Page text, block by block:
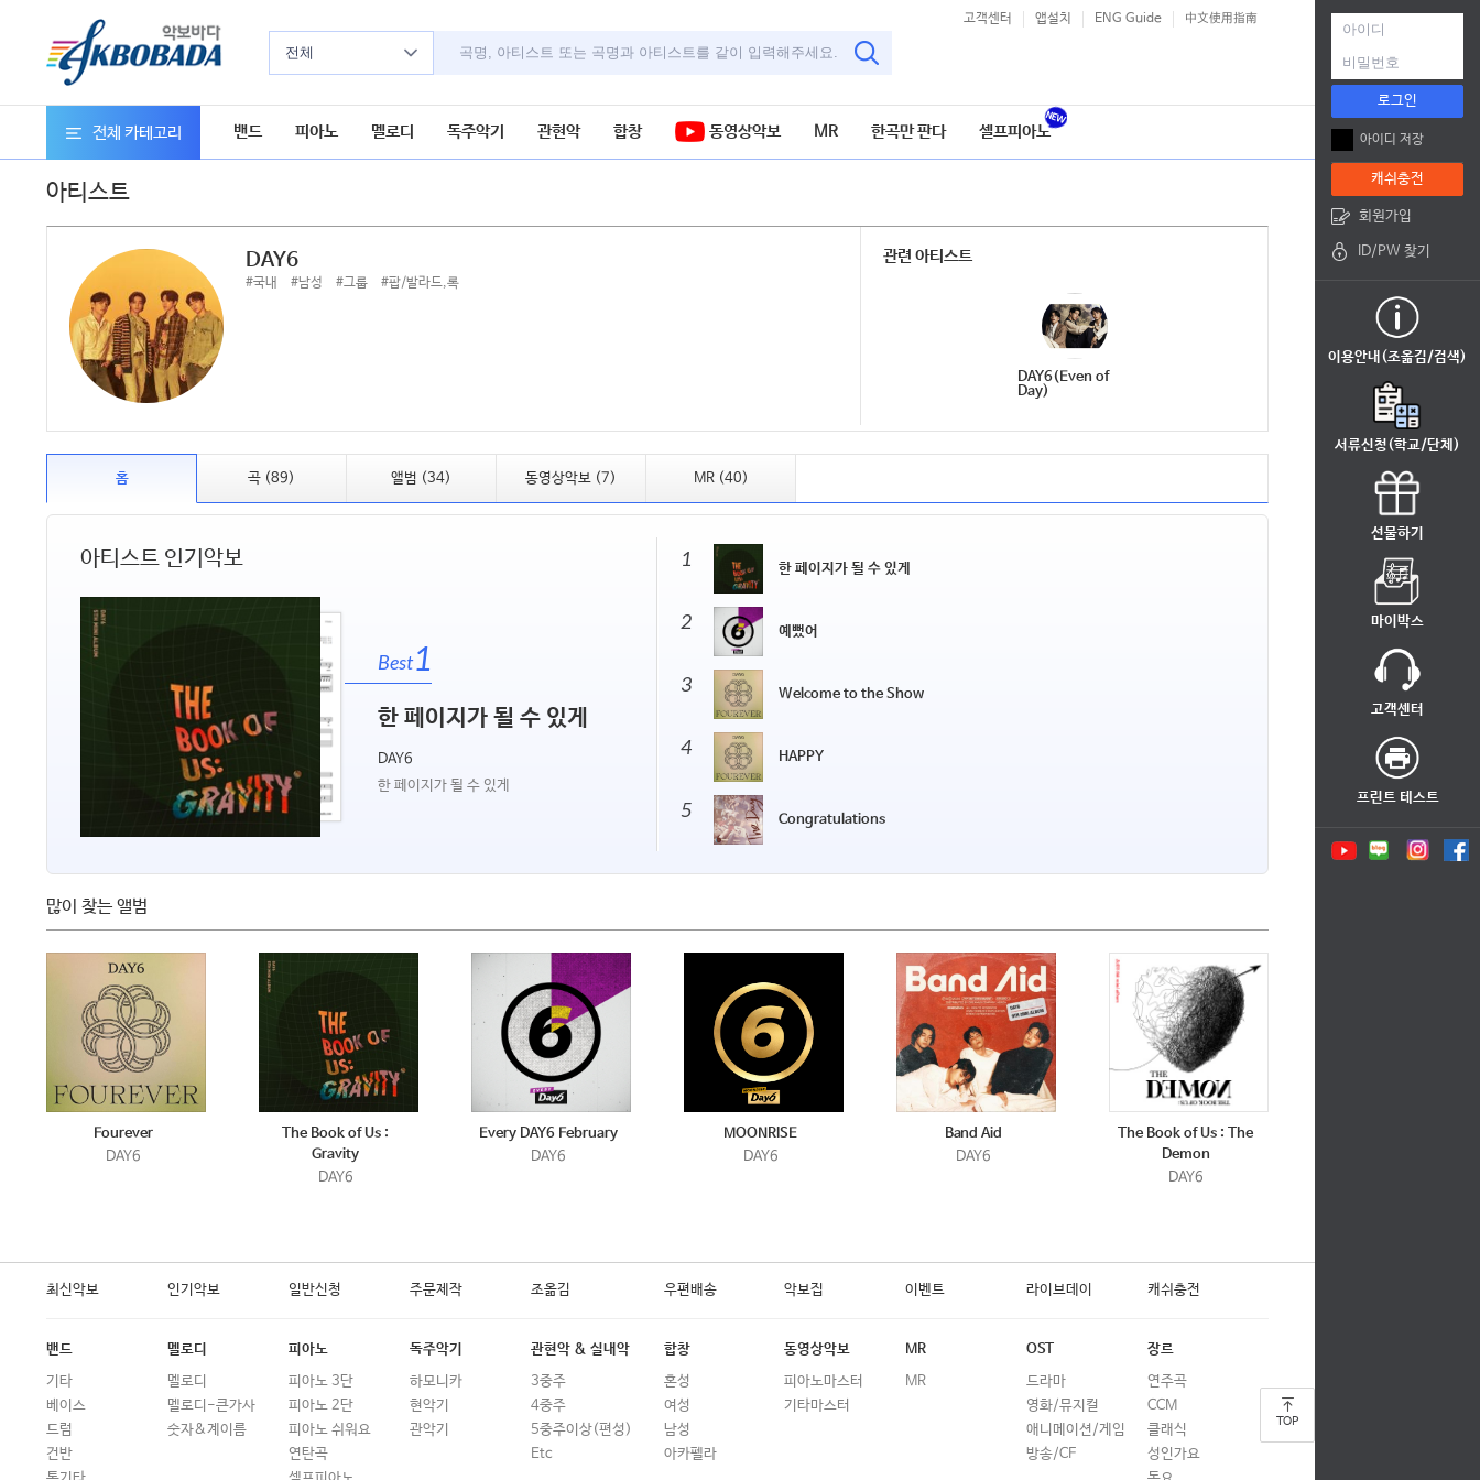
전체
고객센터 앱설치 ENG Guide 中文使用指南
전체 카테고리 밴드 피아노 멜로디 독주악기 관현악 합창 동영상악보 MR 한곡만 판다 셀프피아노
아티스트
DAY6
#국내 #남성 #그룹 #팝/발라드,록
관련 아티스트
DAY6(Even of
Day)
홈 곡 (89) 앨범 (34) 동영상악보 (7) MR (40)
아티스트 인기악보 1 한 페이지가 될 수 있게
2 예뻤어
3 Welcome to the Show
4 HAPPY
5 Congratulations
Best1
한 페이지가 될 수 있게
DAY6
한 페이지가 될 수 있게
많이 찾는 앨범
Fourever
DAY6
The Book of Us :
Gravity
DAY6
Every DAY6 February
DAY6
MOONRISE
DAY6
Band Aid
DAY6
The Book of Us : The
Demon
DAY6
최신악보 인기악보 일반신청 주문제작 조옮김 우편배송 악보집 이벤트 라이브데이 캐쉬충전
밴드
기타
베이스
드럼
건반
멜로디
멜로디
멜로디-큰가사
숫자&계이름
피아노
피아노 3단
피아노 2단
피아노 쉬워요
연탄곡
독주악기
하모니카
현악기
관악기
관현악 & 실내악
3중주
4중주
5중주이상(편성)
Etc
합창
혼성
여성
남성
아카펠라
동영상악보
피아노마스터
기타마스터
MR
MR
OST
드라마
영화/뮤지컬
애니메이션/게임
방송/CF
장르
연주곡
CCM
클래식
성인가요
로그인
아이디 저장
캐쉬충전
회원가입
ID/PW 찾기
이용안내(조옮김/검색)
서류신청(학교/단체)
선물하기
마이박스
고객센터
프린트 테스트
TOP